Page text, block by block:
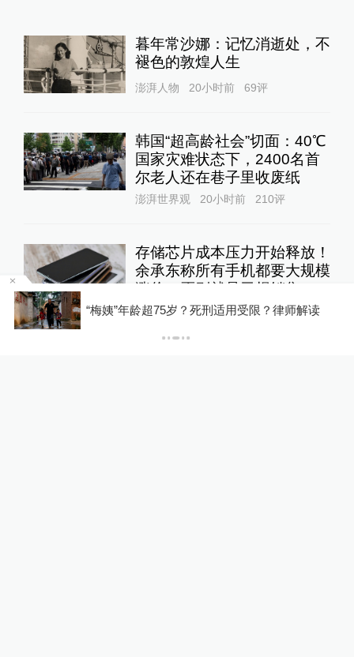
暮年常沙娜：记忆消逝处，不
褪色的敦煌人生
澎湃人物 20小时前 69评
韩国“超高龄社会”切面：40℃
国家灾难状态下，2400名首
尔老人还在巷子里收废纸
澎湃世界观 20小时前 210评
存储芯片成本压力开始释放！
余承东称所有手机都要大规模
涨价，否则就是亏损销售
10%公司 16小时前 56评
“梅姨”年龄超75岁？死刑适用受限？律师解读